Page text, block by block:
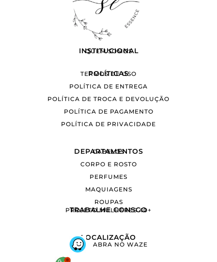
INSTITUCIONAL
QUEM SOMOS
POLÍTICAS
TERMOS DE USO
POLÍTICA DE ENTREGA
POLÍTICA DE TROCA E DEVOLUÇÃO
POLÍTICA DE PAGAMENTO
POLÍTICA DE PRIVACIDADE
DEPARTAMENTOS
CABELOS
CORPO E ROSTO
PERFUMES
MAQUIAGENS
ROUPAS
TRABALHE CONSCO
PROJETO MULHERES 40+
LOCALIZAÇÃO
ABRA NO WAZE